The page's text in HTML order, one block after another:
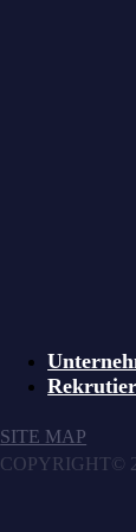
SITE MAP
COPYRIGHT©